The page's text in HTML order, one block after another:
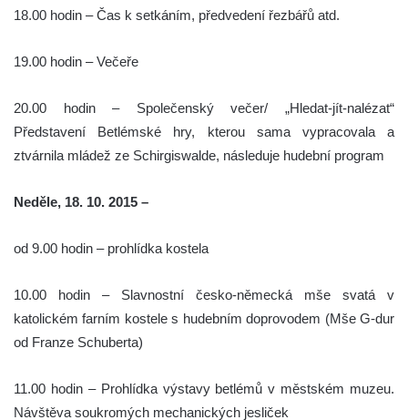
18.00 hodin – Čas k setkáním, předvedení řezbářů atd.
19.00 hodin – Večeře
20.00 hodin – Společenský večer/ „Hledat-jít-nalézat“
Představení Betlémské hry, kterou sama vypracovala a
ztvárnila mládež ze Schirgiswalde, následuje hudební program
Neděle, 18. 10. 2015 –
od 9.00 hodin – prohlídka kostela
10.00 hodin – Slavnostní česko-německá mše svatá v
katolickém farním kostele s hudebním doprovodem (Mše G-dur
od Franze Schuberta)
11.00 hodin – Prohlídka výstavy betlémů v městském muzeu.
Návštěva soukromých mechanických jesliček